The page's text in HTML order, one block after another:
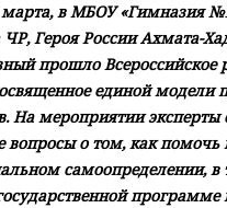
марта, в МБОУ «Гимназия
ЧР, Героя России Ахмата-
прошло Всероссийское
единой модели
На мероприятии эксперты
вопросы о том, как помочь
самоопределении, в
программе